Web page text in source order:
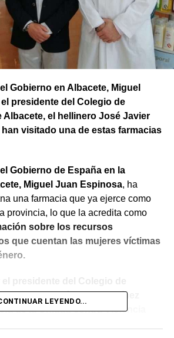
Gobierno en Albacete, Miguel
presidente del Colegio de
Albacete, el hellinero José Javier
han visitado una de estas farmacias
Gobierno de España en la
Miguel Juan Espinosa, ha
una farmacia que ya ejerce como
provincia, lo que la acredita como
sobre los recursos
que cuentan las mujeres víctimas
Albacete, José Javier Martínez
de la Unidad contra Violencia
LEYENDO...